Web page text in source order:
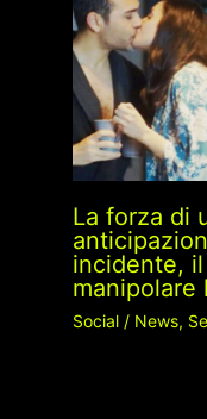
La forza di
incidente,
manipolare
Social/ News,